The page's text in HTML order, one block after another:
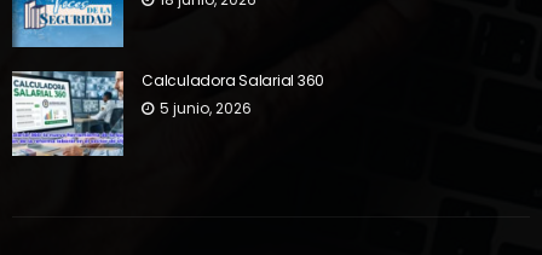
Calculadora Salarial 360
5 junio, 2026